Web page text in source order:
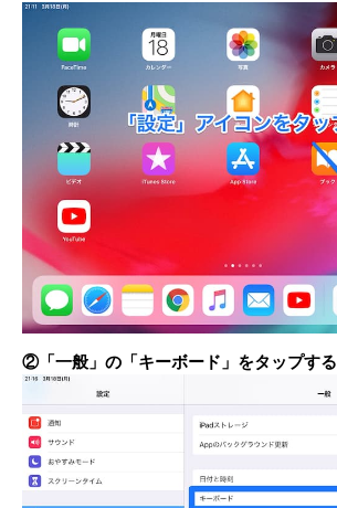
②「一般」の「キーボード」をタップする